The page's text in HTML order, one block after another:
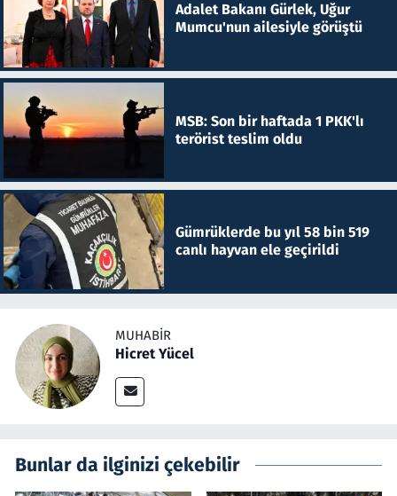
Adalet Bakanı Gürlek, Uğur
Mumcu'nun ailesiyle görüştü
MSB: Son bir haftada 1 PKK'lı
terörist teslim oldu
Gümrüklerde bu yıl 58 bin 519
canlı hayvan ele geçirildi
MUHABIR
Hicret Yücel
Bunlar da ilginizi çekebilir